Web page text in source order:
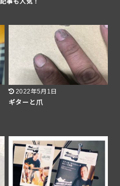
2022年5月1日
ギターと爪